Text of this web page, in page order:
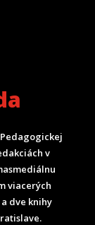
v
viacerých
dve knihy